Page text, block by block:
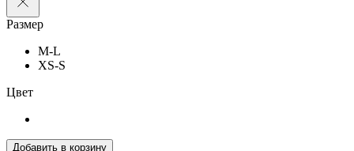
Размер
M-L
XS-S
Цвет
Добавить в корзину